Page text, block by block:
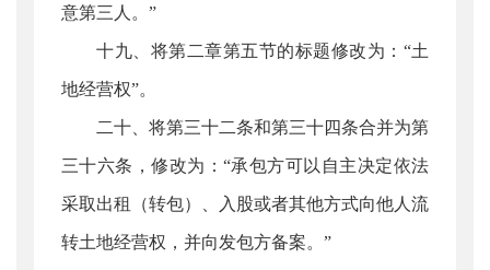
意第三人。”
十九、将第二章第五节的标题修改为：“土
地经营权”。
二十、将第三十二条和第三十四条合并为第
三十六条，修改为：“承包方可以自主决定依法
采取出租（转包）、入股或者其他方式向他人流
转土地经营权，并向发包方备案。”